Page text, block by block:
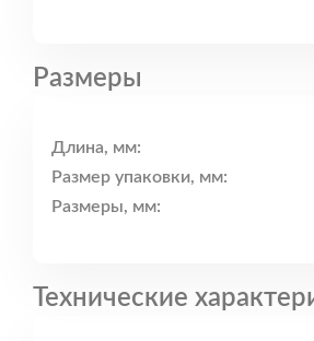
Размеры
Длина, мм:
Размер упаковки, мм:
Размеры, мм:
Технические